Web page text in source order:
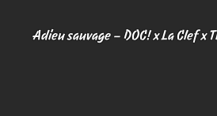
Adieu sauvage – DOC! x La Clef x